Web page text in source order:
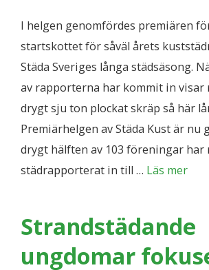
I helgen genomfördes premiären
startskottet för såväl årets
Städa Sveriges långa städsäsong.
av rapporterna har kommit in visar
drygt sju ton plockat skräp så här
Premiärhelgen av Städa Kust är nu
drygt hälften av 103 föreningar har
städrapporterat in till … Läs mer
Strandstädande
ungdomar